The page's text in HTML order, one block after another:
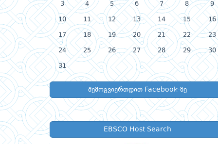
3 4 5 6 7 8 9
10 11 12 13 14 15 16
17 18 19 20 21 22 23
24 25 26 27 28 29 30
31
შემოგვიერთდით Facebook-ზე
EBSCO Host Search